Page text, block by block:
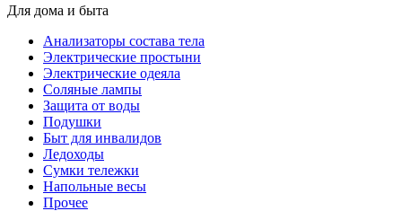
Для дома и быта
Анализаторы состава тела
Электрические простыни
Электрические одеяла
Соляные лампы
Защита от воды
Подушки
Быт для инвалидов
Ледоходы
Сумки тележки
Напольные весы
Прочее